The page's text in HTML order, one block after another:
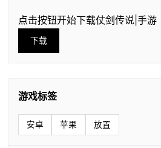
点击按钮开始下载仗剑传说|手游
下载
游戏标签
安卓 苹果 放置